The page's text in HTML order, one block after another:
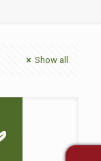
Show all